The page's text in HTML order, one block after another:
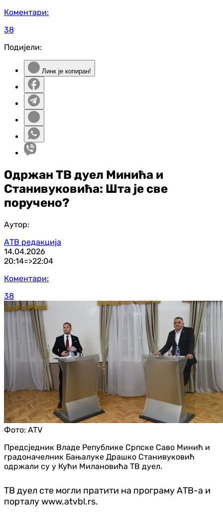
Коментари:
38
Подијели:
Линк је копиран!
Одржан ТВ дуел Минића и
Станивуковића: Шта је све
поручено?
Аутор:
АТВ редакција
14.04.2026
20:14=>22:04
Коментари:
38
Фото: ATV
Предсједник Владе Републике Српске Саво Минић и
градоначелник Бањалуке Драшко Станивуковић
одржали су у Кући Милановића ТВ дуел.
ТВ дуел сте могли пратити на програму АТВ-а и
порталу www.atvbl.rs.